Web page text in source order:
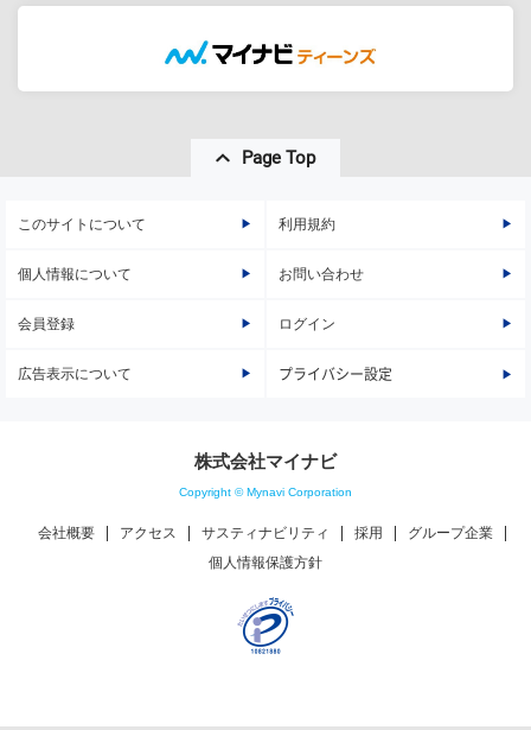
Page Top
このサイトについて 利用規約
個人情報について お問い合わせ
会員登録 ログイン
広告表示について プライバシー設定
株式会社マイナビ
Copyright © Mynavi Corporation
会社概要 アクセス サスティナビリティ 採用
グループ企業
個人情報保護方針